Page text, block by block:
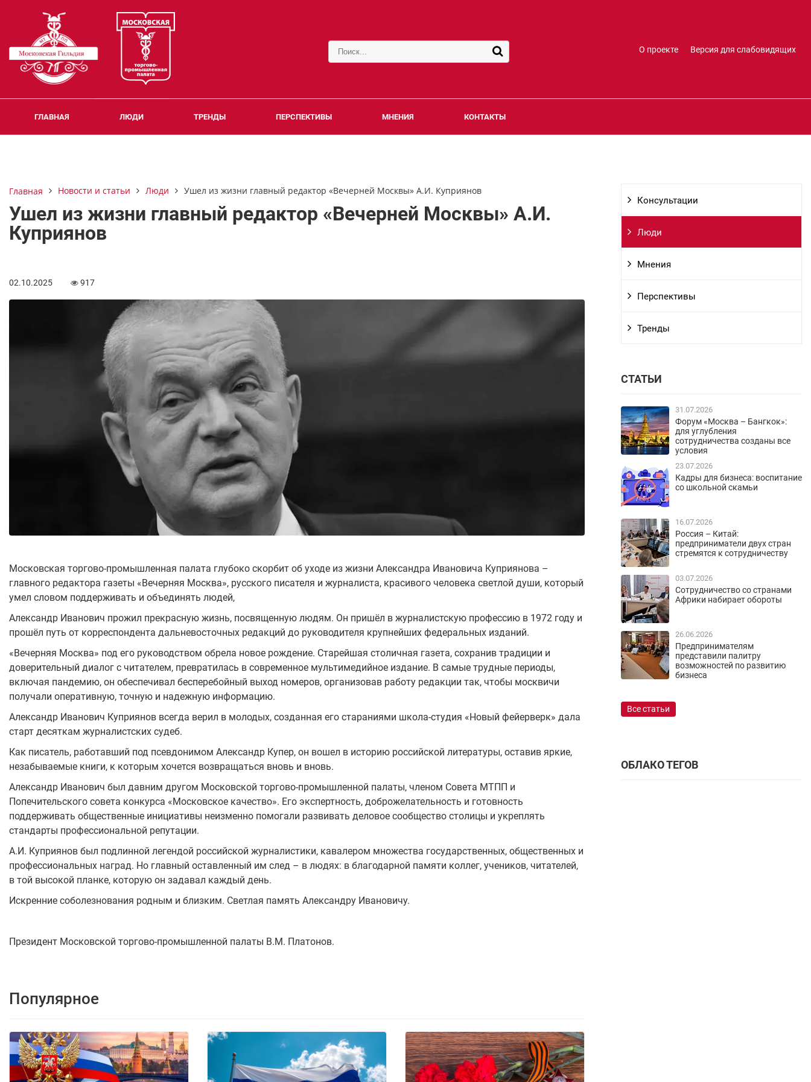
О проекте Версия для слабовидящих
ГЛАВНАЯ ЛЮДИ ТРЕНДЫ ПЕРСПЕКТИВЫ МНЕНИЯ КОНТАКТЫ
Главная Новости и статьи Люди Ушел из жизни главный редактор «Вечерней Москвы» А.И. Куприянов
Ушел из жизни главный редактор «Вечерней Москвы» А.И.
Куприянов
02.10.2025 917
Московская торгово-промышленная палата глубоко скорбит об уходе из жизни Александра Ивановича Куприянова –
главного редактора газеты «Вечерняя Москва», русского писателя и журналиста, красивого человека светлой души, который
умел словом поддерживать и объединять людей,
Александр Иванович прожил прекрасную жизнь, посвященную людям. Он пришёл в журналистскую профессию в 1972 году и
прошёл путь от корреспондента дальневосточных редакций до руководителя крупнейших федеральных изданий.
«Вечерняя Москва» под его руководством обрела новое рождение. Старейшая столичная газета, сохранив традиции и
доверительный диалог с читателем, превратилась в современное мультимедийное издание. В самые трудные периоды,
включая пандемию, он обеспечивал бесперебойный выход номеров, организовав работу редакции так, чтобы москвичи
получали оперативную, точную и надежную информацию.
Александр Иванович Куприянов всегда верил в молодых, созданная его стараниями школа-студия «Новый фейерверк» дала
старт десяткам журналистских судеб.
Как писатель, работавший под псевдонимом Александр Купер, он вошел в историю российской литературы, оставив яркие,
незабываемые книги, к которым хочется возвращаться вновь и вновь.
Александр Иванович был давним другом Московской торгово-промышленной палаты, членом Совета МТПП и
Попечительского совета конкурса «Московское качество». Его экспертность, доброжелательность и готовность
поддерживать общественные инициативы неизменно помогали развивать деловое сообщество столицы и укреплять
стандарты профессиональной репутации.
А.И. Куприянов был подлинной легендой российской журналистики, кавалером множества государственных, общественных и
профессиональных наград. Но главный оставленный им след – в людях: в благодарной памяти коллег, учеников, читателей,
в той высокой планке, которую он задавал каждый день.
Искренние соболезнования родным и близким. Светлая память Александру Ивановичу.
Президент Московской торгово-промышленной палаты В.М. Платонов.
Популярное
Консультации
Люди
Мнения
Перспективы
Тренды
СТАТЬИ
31.07.2026
Форум «Москва – Бангкок»:
для углубления
сотрудничества созданы все
условия
23.07.2026
Кадры для бизнеса: воспитание
со школьной скамьи
16.07.2026
Россия – Китай:
предприниматели двух стран
стремятся к сотрудничеству
03.07.2026
Сотрудничество со странами
Африки набирает обороты
26.06.2026
Предпринимателям
представили палитру
возможностей по развитию
бизнеса
Все статьи
ОБЛАКО ТЕГОВ